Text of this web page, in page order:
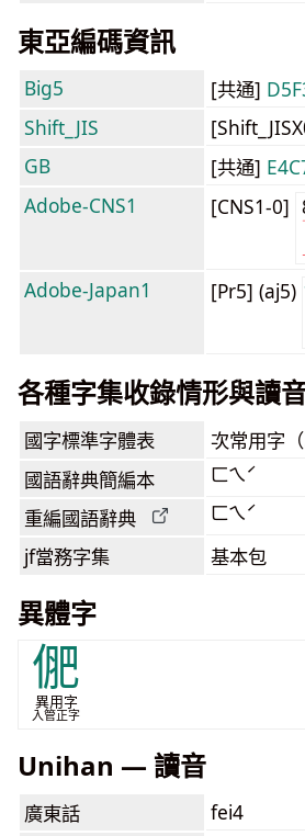
東亞編碼資訊
Big5 [共通]
Shift_JIS
GB
[共通]
Adobe-CNS1
[CNS1-0]
Adobe-Japan1 [Pr5] (aj5)
各種字集收錄情形與讀
國字標準字體表 次常用字（
國語辭典簡編本 ㄈㄟˊ
重編國語辭典 ㄈㄟˊ
jf當務字集 基本包
異體字
俷
異用字
入管正字
Unihan — 讀音
廣東話
fei4